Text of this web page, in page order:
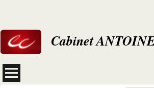
Cabinet